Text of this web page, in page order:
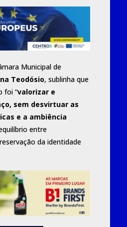
Municipal de
Teodósio, sublinha que
foi “valorizar e
sem desvirtuar as
e a ambiência
entre
da identidade